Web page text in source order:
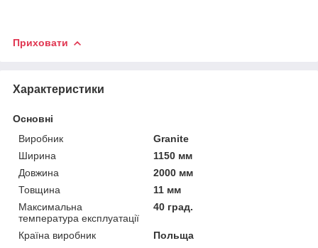
Приховати
Характеристики
Основні
Виробник
Granite
Ширина
1150 мм
Довжина
2000 мм
Товщина
11 мм
Максимальна
температура експлуатації
40 град.
Країна виробник
Польща